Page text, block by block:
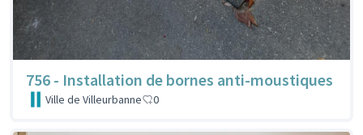
756 - Installation de bornes anti-moustiques
Ville de Villeurbanne 0